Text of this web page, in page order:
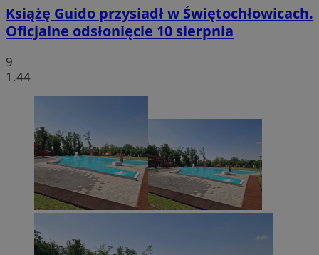
Książę Guido przysiadł w Świętochłowicach.
Oficjalne odsłonięcie 10 sierpnia
9
1.44